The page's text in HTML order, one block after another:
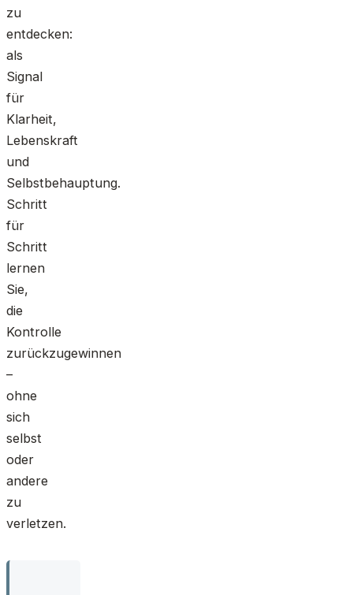
zu
entdecken:
als
Signal
für
Klarheit,
Lebenskraft
und
Selbstbehauptung.
Schritt
für
Schritt
lernen
Sie,
die
Kontrolle
zurückzugewinnen
–
ohne
sich
selbst
oder
andere
zu
verletzen.